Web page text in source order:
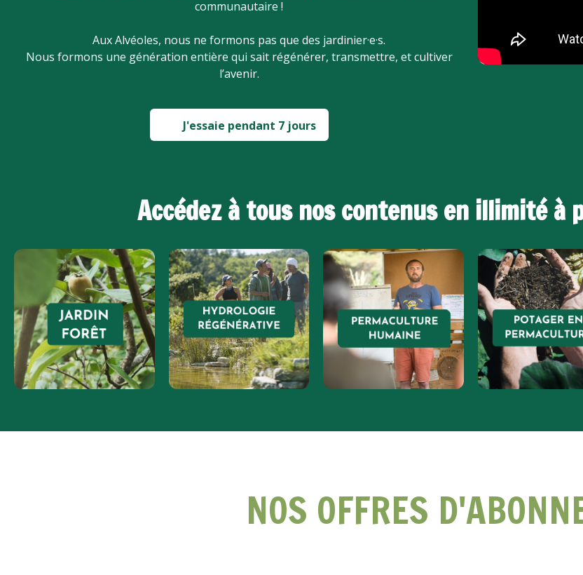
communautaire !
Aux Alvéoles, nous ne formons pas que des jardinier·e·s.
Nous formons une génération entière qui sait régénérer, transmettre, et cultiver
l’avenir.
J'essaie pendant 7 jours
Accédez à tous nos contenus en illimité à
NOS OFFRES